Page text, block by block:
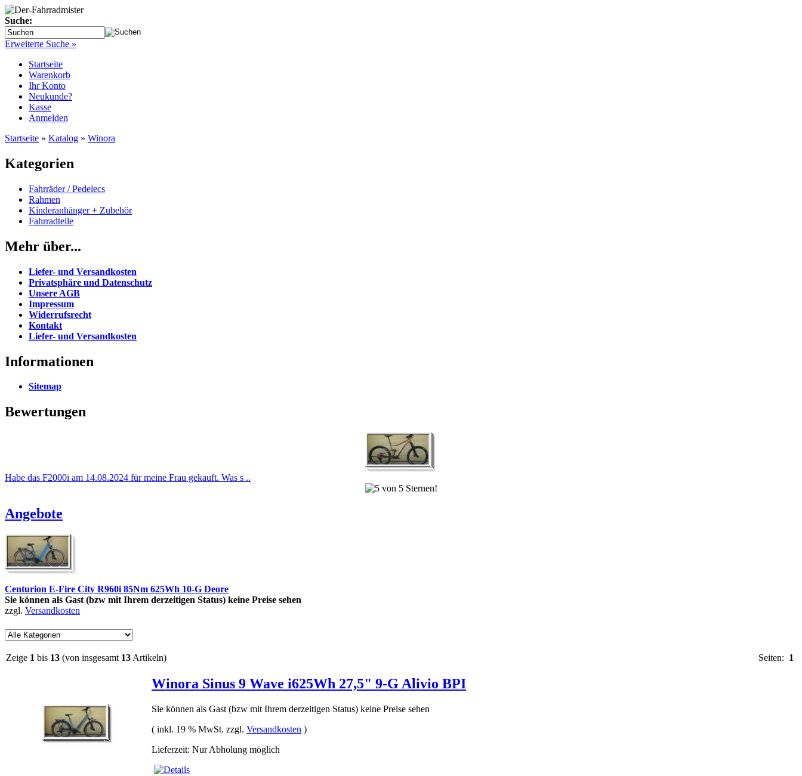
Suche:
Erweiterte Suche »
Startseite
Warenkorb
Ihr Konto
Neukunde?
Kasse
Anmelden
Startseite » Katalog » Winora
Kategorien
Fahrräder / Pedelecs
Rahmen
Kinderanhänger + Zubehör
Fahrradteile
Mehr über...
Liefer- und Versandkosten
Privatsphäre und Datenschutz
Unsere AGB
Impressum
Widerrufsrecht
Kontakt
Liefer- und Versandkosten
Informationen
Sitemap
Bewertungen
Habe das F2000i am 14.08.2024 für meine Frau gekauft. Was s ..
Angebote
Centurion E-Fire City R960i 85Nm 625Wh 10-G Deore
Sie können als Gast (bzw mit Ihrem derzeitigen Status) keine Preise sehen
zzgl. Versandkosten
Zeige 1 bis 13 (von insgesamt 13 Artikeln) Seiten: 1
Winora Sinus 9 Wave i625Wh 27,5" 9-G Alivio BPI
Sie können als Gast (bzw mit Ihrem derzeitigen Status) keine Preise sehen
( inkl. 19 % MwSt. zzgl. Versandkosten )
Lieferzeit: Nur Abholung möglich